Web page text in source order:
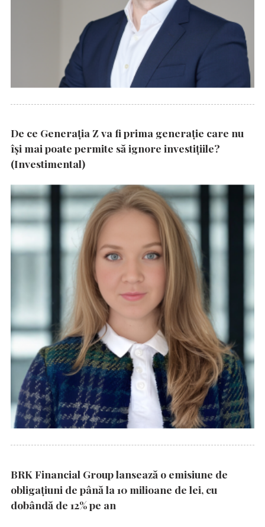
De ce Generația Z va fi prima generație care nu
își mai poate permite să ignore investițiile?
(Investimental)
BRK Financial Group lansează o emisiune de
obligațiuni de până la 10 milioane de lei, cu
dobândă de 12% pe an